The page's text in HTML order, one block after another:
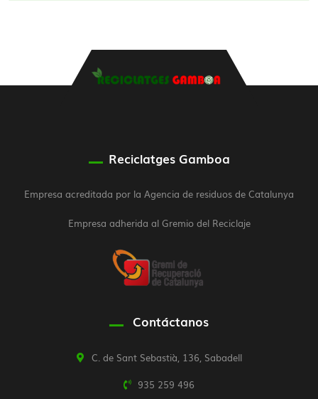
Reciclatges Gamboa
Empresa acreditada por la Agencia de residuos de Catalunya
Empresa adherida al Gremio del Reciclaje
Contáctanos
C. de Sant Sebastià, 136, Sabadell
935 259 496